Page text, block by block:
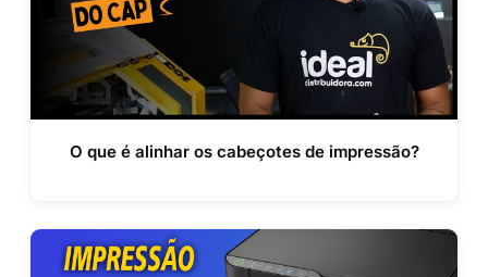
O que é alinhar os cabeçotes de impressão?